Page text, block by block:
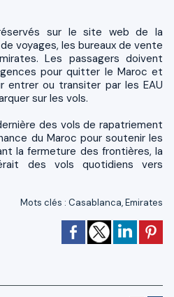
sur le site web de la
voyages, les bureaux de vente
Les passagers doivent
pour quitter le Maroc et
entrer ou transiter par les EAU
sur les vols.
des vols de rapatriement
du Maroc pour soutenir les
la fermeture des frontières, la
des vols quotidiens vers
Mots clés : Casablanca,Emirates